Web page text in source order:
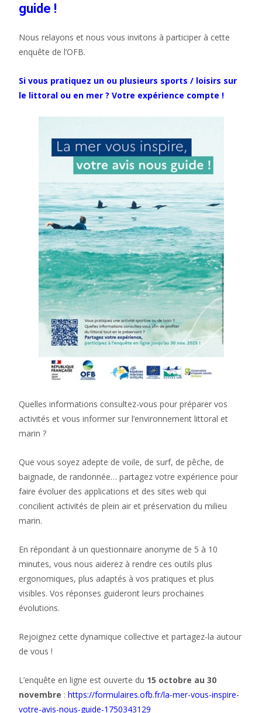
guide !
Nous relayons et nous vous invitons à participer à cette
enquête de l’OFB.
Si vous pratiquez un ou plusieurs sports / loisirs sur
le littoral ou en mer ? Votre expérience compte !
Quelles informations consultez-vous pour préparer vos
activités et vous informer sur l’environnement littoral et
marin ?
Que vous soyez adepte de voile, de surf, de pêche, de
baignade, de randonnée… partagez votre expérience pour
faire évoluer des applications et des sites web qui
concilient activités de plein air et préservation du milieu
marin.
En répondant à un questionnaire anonyme de 5 à 10
minutes, vous nous aiderez à rendre ces outils plus
ergonomiques, plus adaptés à vos pratiques et plus
visibles. Vos réponses guideront leurs prochaines
évolutions.
Rejoignez cette dynamique collective et partagez-la autour
de vous !
L’enquête en ligne est ouverte du 15 octobre au 30
novembre : https://formulaires.ofb.fr/la-mer-vous-inspire-
votre-avis-nous-guide-1750343129